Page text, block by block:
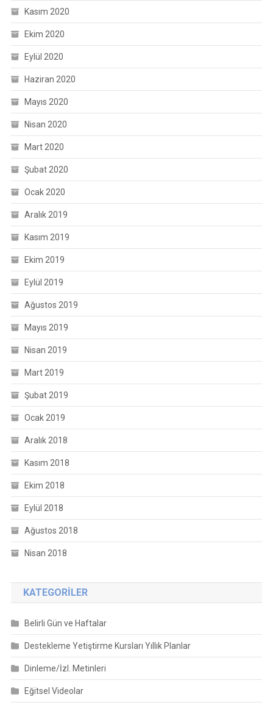
Kasım 2020
Ekim 2020
Eylül 2020
Haziran 2020
Mayıs 2020
Nisan 2020
Mart 2020
Şubat 2020
Ocak 2020
Aralık 2019
Kasım 2019
Ekim 2019
Eylül 2019
Ağustos 2019
Mayıs 2019
Nisan 2019
Mart 2019
Şubat 2019
Ocak 2019
Aralık 2018
Kasım 2018
Ekim 2018
Eylül 2018
Ağustos 2018
Nisan 2018
KATEGORILER
Belirli Gün ve Haftalar
Destekleme Yetiştirme Kursları Yıllık Planlar
Dinleme/İzl. Metinleri
Eğitsel Videolar